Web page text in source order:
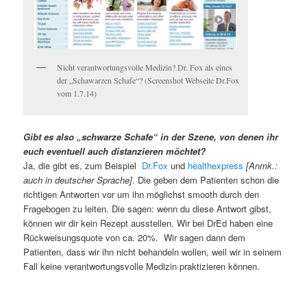
Nicht verantwortungsvolle Medizin? Dr. Fox als eines
der „Schawarzen Schafe“? (Screenshot Webseite Dr.Fox
vom 1.7.14)
Gibt es also „schwarze Schafe“ in der Szene, von denen ihr
euch eventuell auch distanzieren möchtet?
Ja, die gibt es, zum Beispiel Dr.Fox und healthexpress [Anmk.:
auch in deutscher Sprache]. Die geben dem Patienten schon die
richtigen Antworten vor um ihn möglichst smooth durch den
Fragebogen zu leiten. Die sagen: wenn du diese Antwort gibst,
können wir dir kein Rezept ausstellen. Wir bei DrEd haben eine
Rückweisungsquote von ca. 20%. Wir sagen dann dem
Patienten, dass wir ihn nicht behandeln wollen, weil wir in seinem
Fall keine verantwortungsvolle Medizin praktizieren können.